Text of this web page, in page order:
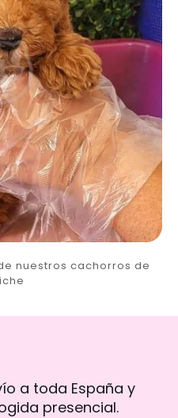
nuestros cachorros de
a toda España y
presencial.